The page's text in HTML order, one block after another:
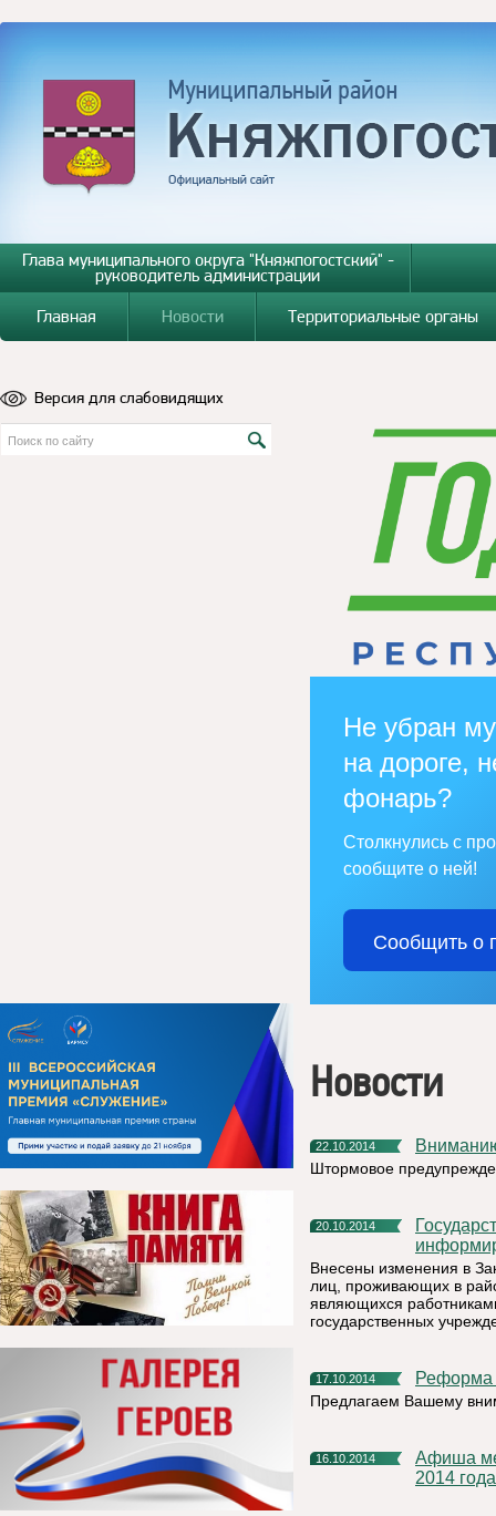
Глава муниципального округа "Княжпогостский" -
руководитель администрации
Главная
Новости Территориальные органы
Версия для слабовидящих
Не убран
на дороге,
фонарь?
Столкнулись с
сообщите о ней!
Сообщить о
Новости
22.10.2014
Штормовое
20.10.2014
Государственная инспекция труда в Республике Коми
Внесены изменения в
лиц, проживающих в
являющихся
государственных
17.10.2014
Предлагаем Вашему
16.10.2014
Афиша мероприятий, которые будут проведены в ноябре
2014